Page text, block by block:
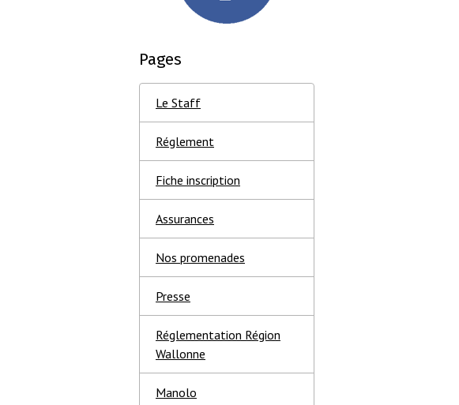
Pages
Le Staff
Réglement
Fiche inscription
Assurances
Nos promenades
Presse
Réglementation Région
Wallonne
Manolo